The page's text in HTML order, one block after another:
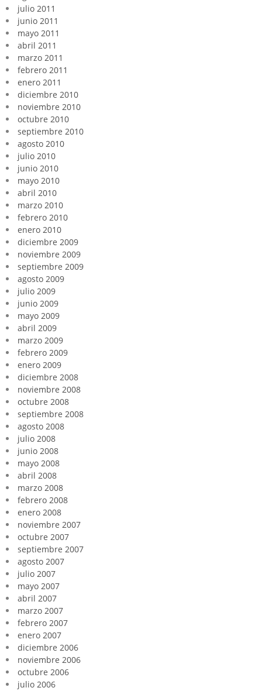
julio 2011
junio 2011
mayo 2011
abril 2011
marzo 2011
febrero 2011
enero 2011
diciembre 2010
noviembre 2010
octubre 2010
septiembre 2010
agosto 2010
julio 2010
junio 2010
mayo 2010
abril 2010
marzo 2010
febrero 2010
enero 2010
diciembre 2009
noviembre 2009
septiembre 2009
agosto 2009
julio 2009
junio 2009
mayo 2009
abril 2009
marzo 2009
febrero 2009
enero 2009
diciembre 2008
noviembre 2008
octubre 2008
septiembre 2008
agosto 2008
julio 2008
junio 2008
mayo 2008
abril 2008
marzo 2008
febrero 2008
enero 2008
noviembre 2007
octubre 2007
septiembre 2007
agosto 2007
julio 2007
mayo 2007
abril 2007
marzo 2007
febrero 2007
enero 2007
diciembre 2006
noviembre 2006
octubre 2006
julio 2006